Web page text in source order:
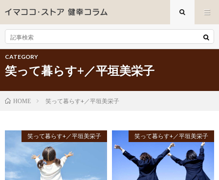
CATEGORY
笑って暮らす+／平垣美栄子
HOME 笑って暮らす+／平垣美栄子
笑って暮らす+／平垣美栄子 笑って暮らす+／平垣美栄子